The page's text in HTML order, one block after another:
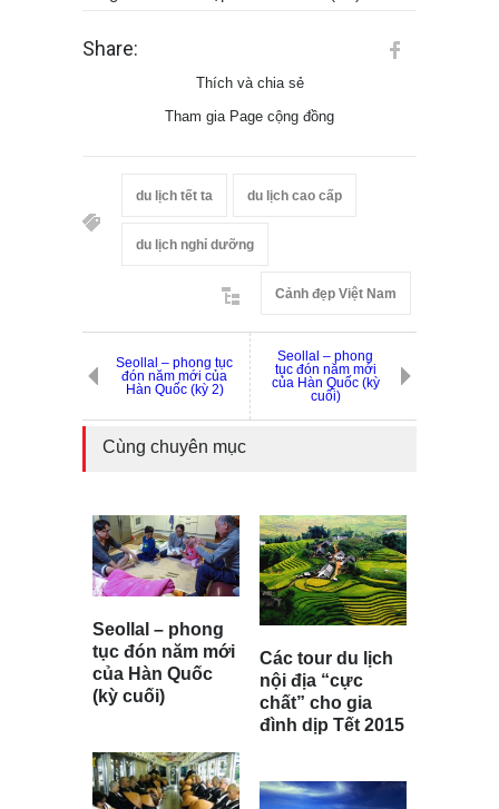
Share:
Thích và chia sẻ
Tham gia Page cộng đồng
du lịch tết ta du lịch cao cấp
du lịch nghỉ dưỡng
Cảnh đẹp Việt Nam
Seollal – phong tục
đón năm mới của
Hàn Quốc (kỳ 2)
Seollal – phong
tục đón năm mới
của Hàn Quốc (kỳ
cuối)
Cùng chuyên mục
Seollal – phong
tục đón năm mới
của Hàn Quốc
(kỳ cuối)
Các tour du lịch
nội địa “cực
chất” cho gia
đình dịp Tết 2015